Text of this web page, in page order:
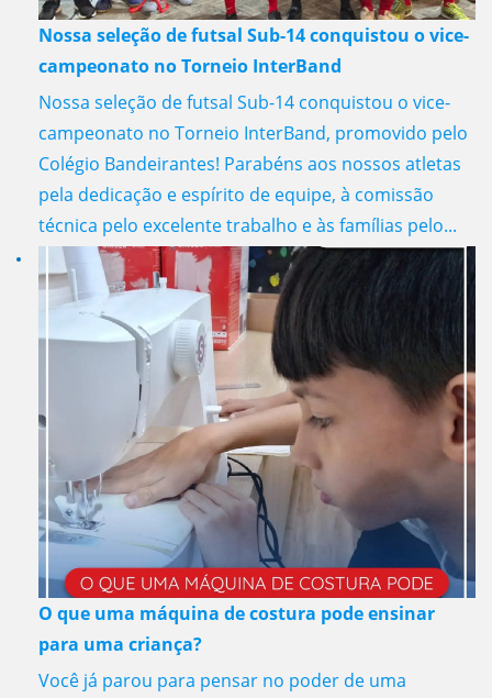
Nossa seleção de futsal Sub-14 conquistou o vice-
campeonato no Torneio InterBand
Nossa seleção de futsal Sub-14 conquistou o vice-
campeonato no Torneio InterBand, promovido pelo
Colégio Bandeirantes! Parabéns aos nossos atletas
pela dedicação e espírito de equipe, à comissão
técnica pelo excelente trabalho e às famílias pelo...
O que uma máquina de costura pode ensinar
para uma criança?
Você já parou para pensar no poder de uma